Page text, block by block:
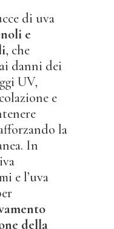
di uva
e
, che
danni dei
UV,
e
la
In
e l’uva
della